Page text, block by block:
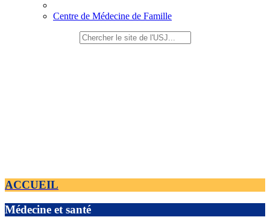
Centre de Médecine de Famille
ACCUEIL
Médecine et santé